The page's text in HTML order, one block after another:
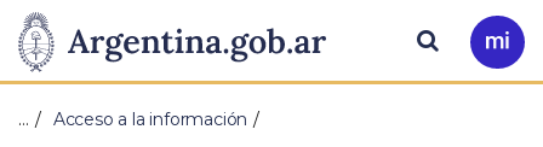
Presidencia
de
Pasar al contenido principal
Ir
a
Buscar
… Acceso a la información